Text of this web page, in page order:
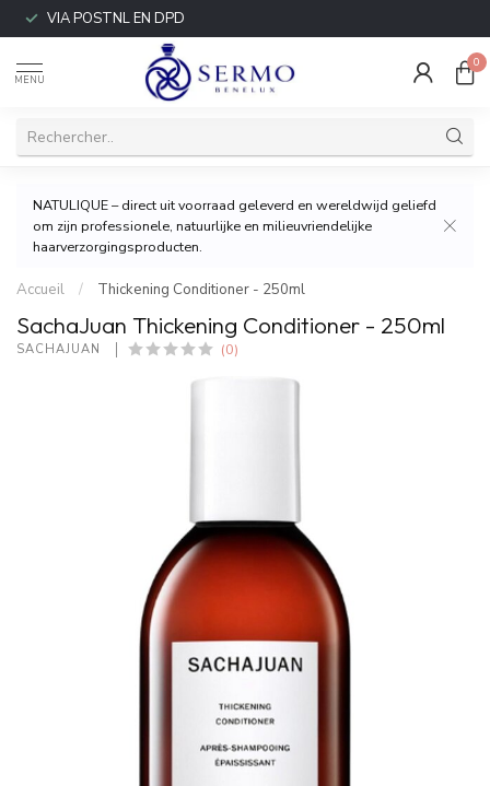
VIA POSTNL EN DPD
MENU
0
NATULIQUE – direct uit voorraad geleverd en wereldwijd geliefd
om zijn professionele, natuurlijke en milieuvriendelijke
haarverzorgingsproducten.
Accueil / Thickening Conditioner - 250ml
SachaJuan Thickening Conditioner - 250ml
SACHAJUAN (0)